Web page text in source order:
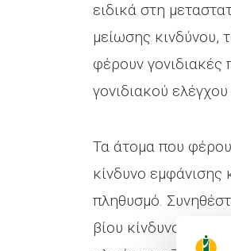
ειδικά στη
μείωσης κινδύνου,
φέρουν
γονιδιακού
Τα άτομα που
κίνδυνο εμφάνισης
πληθυσμό.
βίου κίνδυνος